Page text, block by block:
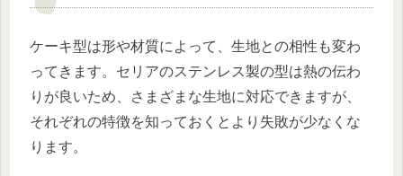
ケーキ型は形や材質によって、生地との相性も変わ
ってきます。セリアのステンレス製の型は熱の伝わ
りが良いため、さまざまな生地に対応できますが、
それぞれの特徴を知っておくとより失敗が少なくな
ります。